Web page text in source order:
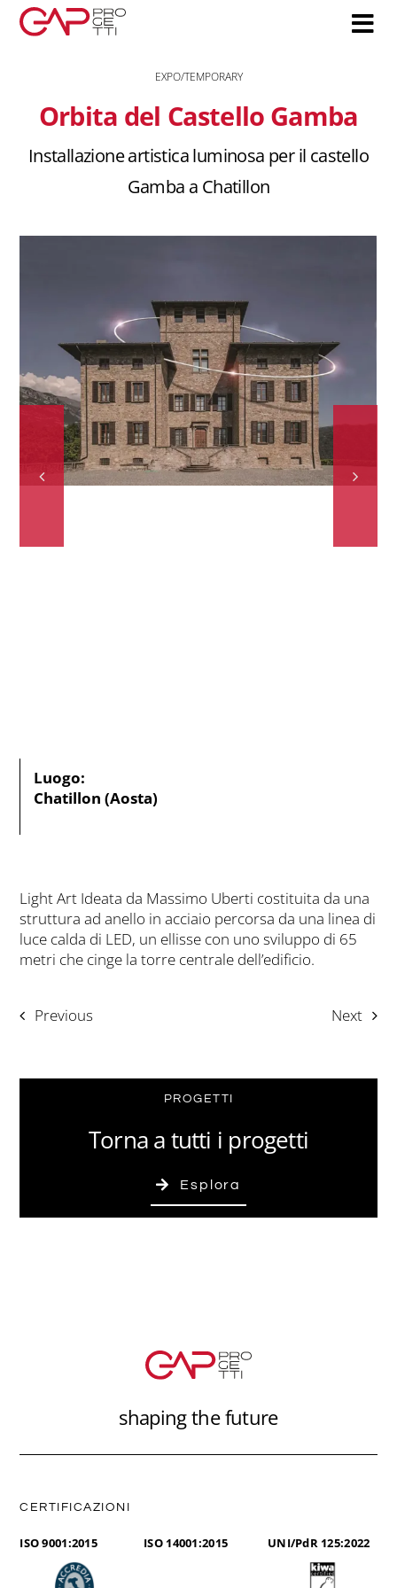
Salta
EXPO/TEMPORARY
Orbita del Castello Gamba
Installazione artistica luminosa per il castello
Gamba a Chatillon
Luogo:
Chatillon (Aosta)
Light Art Ideata da Massimo Uberti costituita da una
struttura ad anello in acciaio percorsa da una linea di
luce calda di LED, un ellisse con uno sviluppo di 65
metri che cinge la torre centrale dell’edificio.
Previous Next
PROGETTI
Torna a tutti i progetti
Esplora
shaping the future
CERTIFICAZIONI
ISO 9001:2015 ISO 14001:2015 UNI/PdR 125:2022